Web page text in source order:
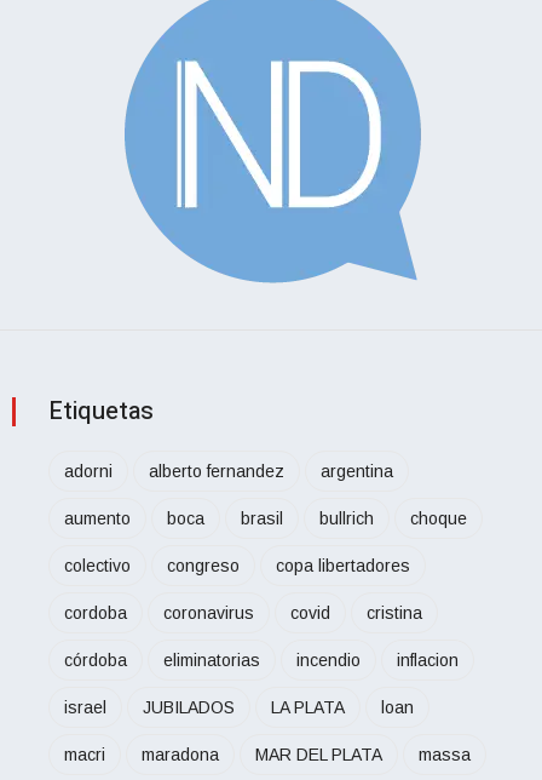
Etiquetas
adorni alberto fernandez argentina
aumento boca brasil bullrich choque
colectivo congreso copa libertadores
cordoba coronavirus covid cristina
córdoba eliminatorias incendio inflacion
israel JUBILADOS LA PLATA loan
macri maradona MAR DEL PLATA massa